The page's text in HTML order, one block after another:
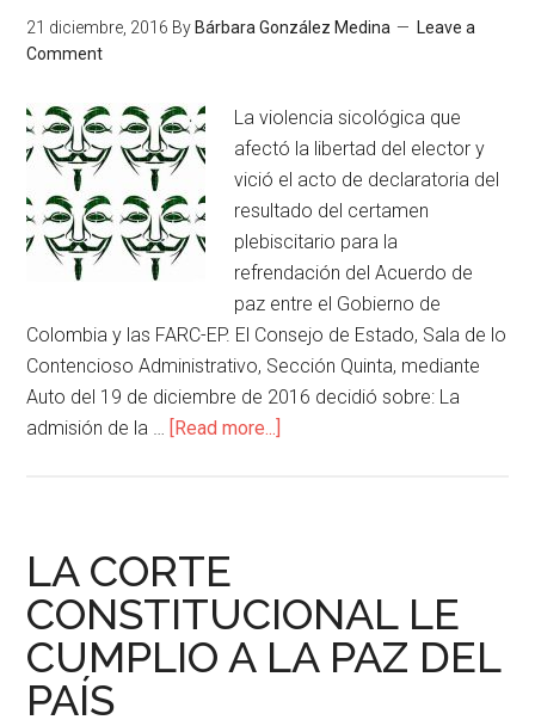
21 diciembre, 2016 By Bárbara González Medina
Leave a
Comment
La violencia sicológica que
afectó la libertad del elector y
vició el acto de declaratoria del
resultado del certamen
plebiscitario para la
refrendación del Acuerdo de
paz entre el Gobierno de
Colombia y las FARC-EP. El Consejo de Estado, Sala de lo
Contencioso Administrativo, Sección Quinta, mediante
Auto del 19 de diciembre de 2016 decidió sobre: La
admisión de la … [Read more...]
LA CORTE
CONSTITUCIONAL LE
CUMPLIO A LA PAZ DEL
PAÍS